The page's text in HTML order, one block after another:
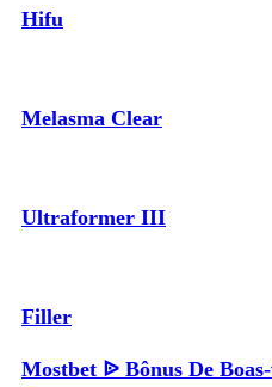
Hifu
Melasma Clear
Ultraformer III
Filler
Mostbet ᐉ Bônus De